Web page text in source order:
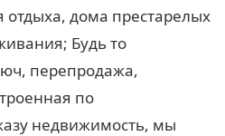
дома престарелых
Будь то
перепродажа,
по
недвижимость, мы